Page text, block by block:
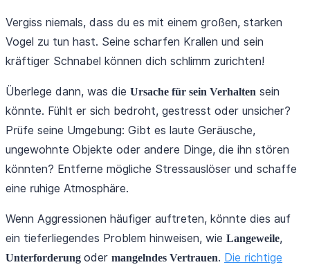
Vergiss niemals, dass du es mit einem großen, starken
Vogel zu tun hast. Seine scharfen Krallen und sein
kräftiger Schnabel können dich schlimm zurichten!
Überlege dann, was die Ursache für sein Verhalten sein
könnte. Fühlt er sich bedroht, gestresst oder unsicher?
Prüfe seine Umgebung: Gibt es laute Geräusche,
ungewohnte Objekte oder andere Dinge, die ihn stören
könnten? Entferne mögliche Stressauslöser und schaffe
eine ruhige Atmosphäre.
Wenn Aggressionen häufiger auftreten, könnte dies auf
ein tieferliegendes Problem hinweisen, wie Langeweile,
Unterforderung oder mangelndes Vertrauen. Die richtige